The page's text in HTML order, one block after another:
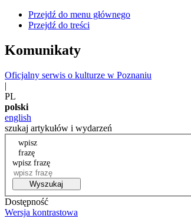
Przejdź do menu głównego
Przejdź do treści
Komunikaty
Oficjalny serwis o kulturze w Poznaniu
|
PL
polski
english
szukaj artykułów i wydarzeń
wpisz
frazę
wpisz frazę
Wyszukaj
Dostępność
Wersja kontrastowa